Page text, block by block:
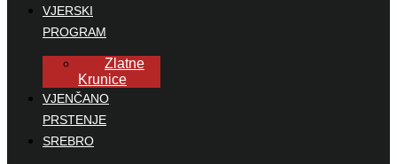
VJERSKI
PROGRAM
Zlatne
Krunice
VJENČANO
PRSTENJE
SREBRO